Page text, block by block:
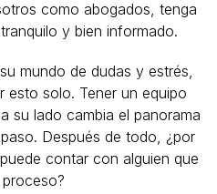
como abogados, tenga
y bien informado.
mundo de dudas y estrés,
esto solo. Tener un equipo
su lado cambia el panorama
Después de todo, ¿por
contar con alguien que